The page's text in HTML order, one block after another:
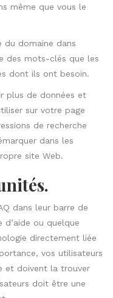
même que vous le
du domaine dans
des mots-clés que les
dont ils ont besoin.
plus de données et
sur votre page
de recherche
dans les
site Web.
dans leur barre de
ou quelque
directement liée
vos utilisateurs
et doivent la trouver
doit être une